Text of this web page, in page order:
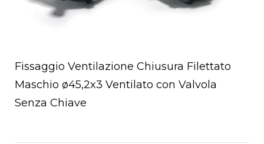
Fissaggio Ventilazione Chiusura Filettato
Maschio ø45,2x3 Ventilato con Valvola
Senza Chiave